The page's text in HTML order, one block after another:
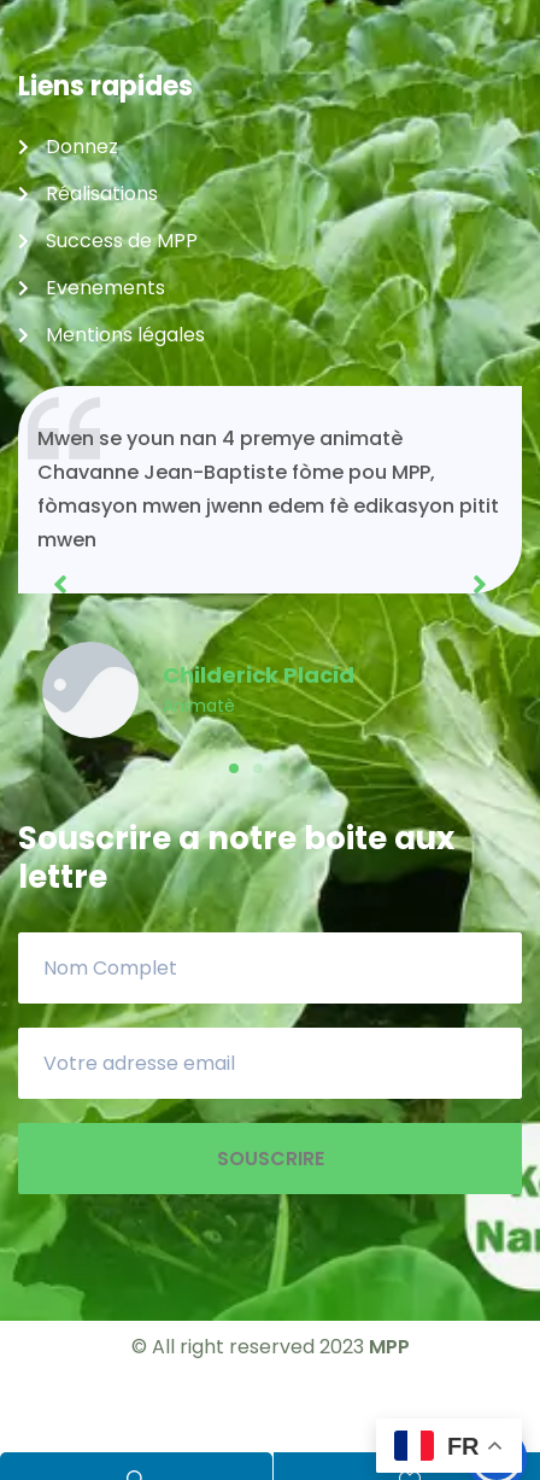
Liens rapides
Donnez
Réalisations
Success de MPP
Evenements
Mentions légales
Si mwen kontinye ap viv toujou gras ak
solidarite MPP.
Acénès Jeune
Membre MPP
Souscrire a notre boite aux
lettre
SOUSCRIRE
© All right reserved 2023 MPP
FR